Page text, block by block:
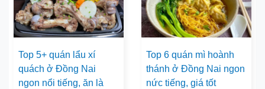
Top 5+ quán lẩu xí
quách ở Đồng Nai
ngon nổi tiếng, ăn là
Top 6 quán mì hoành
thánh ở Đồng Nai ngon
nức tiếng, giá tốt